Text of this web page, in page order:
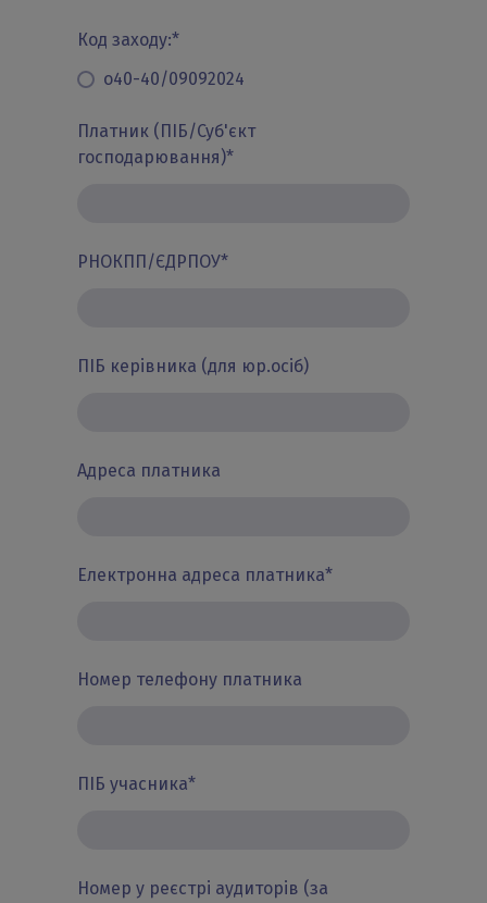
Код заходу:*
о40-40/09092024
Платник (ПІБ/Суб'єкт
господарювання)*
РНОКПП/ЄДРПОУ*
ПІБ керівника (для юр.осіб)
Адреса платника
Електронна адреса платника*
Номер телефону платника
ПІБ учасника*
Номер у реєстрі аудиторів (за